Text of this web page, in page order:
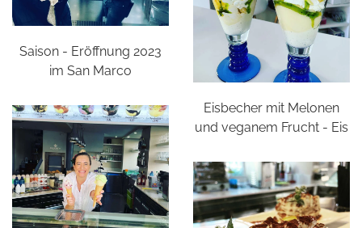
Saison - Eröffnung 2023
im San Marco
Eisbecher mit Melonen
und veganem Frucht - Eis